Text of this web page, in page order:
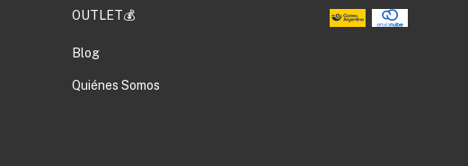
OUTLET💰
Blog
Quiénes Somos